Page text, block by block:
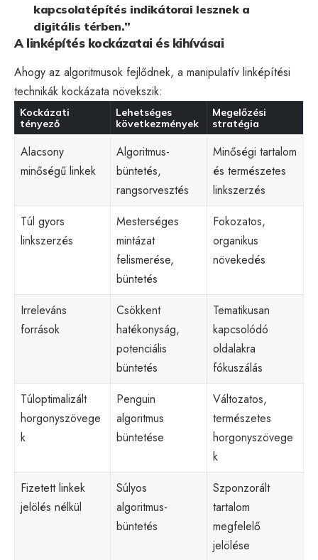
kapcsolatépítés indikátorai lesznek a
digitális térben.”
A linképítés kockázatai és kihívásai
Ahogy az algoritmusok fejlődnek, a manipulatív linképítési
technikák kockázata növekszik:
Kockázati
tényező
Lehetséges
következmények
Megelőzési
stratégia
Alacsony
minőségű linkek
Algoritmus-
büntetés,
rangsorvesztés
Minőségi tartalom
és természetes
linkszerzés
Túl gyors
linkszerzés
Mesterséges
mintázat
felismerése,
büntetés
Fokozatos,
organikus
növekedés
Irreleváns
források
Csökkent
hatékonyság,
potenciális
büntetés
Tematikusan
kapcsolódó
oldalakra
fókuszálás
Túloptimalizált
horgonyszövege
k
Penguin
algoritmus
büntetése
Változatos,
természetes
horgonyszövege
k
Fizetett linkek
jelölés nélkül
Súlyos
algoritmus-
büntetés
Szponzorált
tartalom
megfelelő
jelölése